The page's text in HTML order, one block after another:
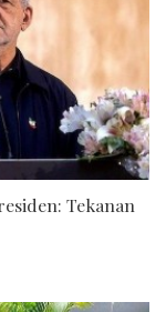
Tekanan